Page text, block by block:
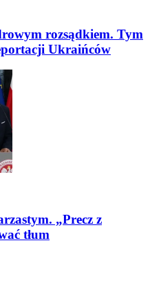
rozsądkiem. Tym
Ukraińców
„Precz z
tłum